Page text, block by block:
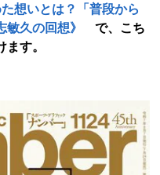
想いとは？「普段から
敏久の回想》 で、こち
す。